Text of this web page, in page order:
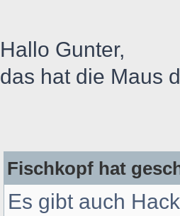
Hallo Gunter,
das hat die Maus
Fischkopf hat
Es gibt auch